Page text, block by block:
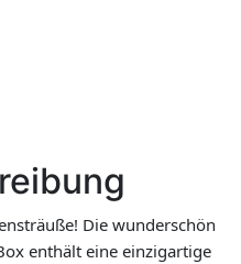
Die wunderschön
enthält eine einzigartige